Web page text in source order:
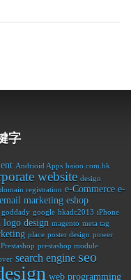
字
Andrioid Apps baioo.com.hk
website design
domain registration e-Commerce e-
email marketing eshop
goddady google hkadc2013 iPhone
logo design magento meta tag
place poster design power
Prestashop prestashop module
search engine seo
web programming